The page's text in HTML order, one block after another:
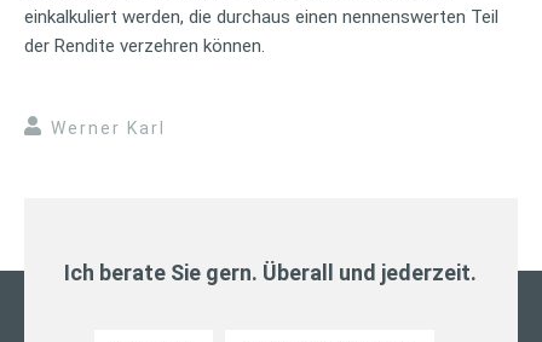
einkalkuliert werden, die durchaus einen nennenswerten Teil
der Rendite verzehren können.
Werner Karl
Ich berate Sie gern. Überall und jederzeit.